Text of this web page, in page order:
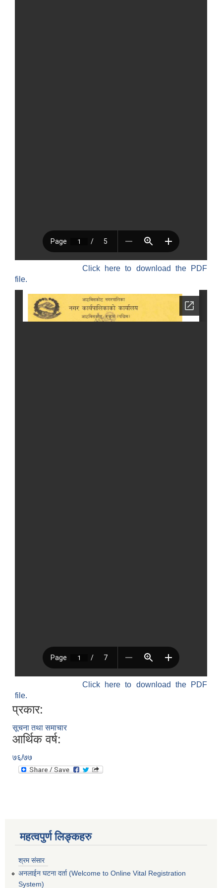
Click here to download the PDF
file.
Click here to download the PDF
file.
प्रकार:
सूचना तथा समाचार
आर्थिक वर्ष:
७६/७७
महत्वपुर्ण लिङ्कहरु
श्रम संसार
अनलाईन घटना दर्ता (Welcome to Online Vital Registration
System)